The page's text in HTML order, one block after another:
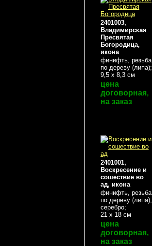
2401003,
Владимирская
Пресвятая
Богородица,
икона
финифть, резьба
по дереву (липа);
9,5 х 8,3 см
цена
договорная,
на заказ
2401001,
Воскресение и
сошествие во
ад, икона
финифть, резьба
по дереву (липа),
серебро;
21 х 18 см
цена
договорная,
на заказ